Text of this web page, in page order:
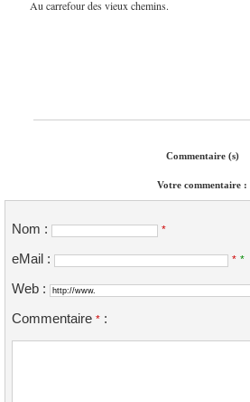
Au carrefour des vieux chemins.
Commentaire (s)
Votre commentaire :
Nom : *
eMail : * *
Web :
Commentaire * :